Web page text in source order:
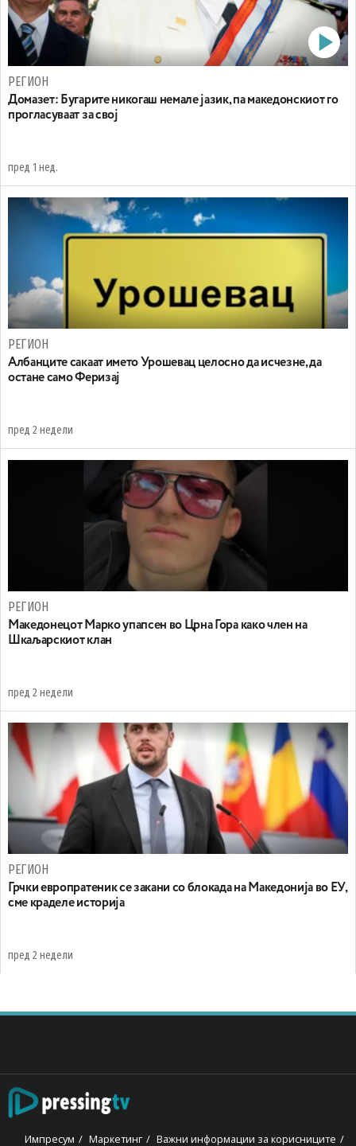
РЕГИОН
Домазет: Бугарите никогаш немале јазик, па македонскиот го
прогласуваат за свој
пред 1 нед.
РЕГИОН
Aлбанците сакаат името Урошевац целосно да исчезне, да
остане само Феризај
пред 2 недели
РЕГИОН
Maкедонецот Марко упапсен во Црна Гора како член на
Шкаљарскиот клан
пред 2 недели
РЕГИОН
Грчки европратеник се закани со блокада на Македонија во ЕУ,
сме краделе историја
пред 2 недели
Импресум Маркетинг Важни информации за корисниците